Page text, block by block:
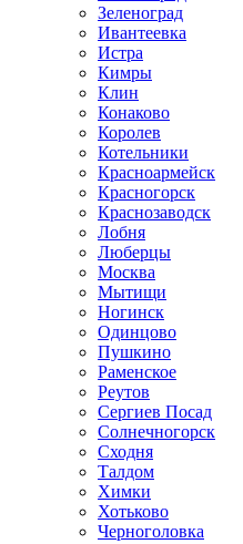
Зеленоград
Ивантеевка
Истра
Кимры
Клин
Конаково
Королев
Котельники
Красноармейск
Красногорск
Краснозаводск
Лобня
Люберцы
Москва
Мытищи
Ногинск
Одинцово
Пушкино
Раменское
Реутов
Сергиев Посад
Солнечногорск
Сходня
Талдом
Химки
Хотьково
Черноголовка